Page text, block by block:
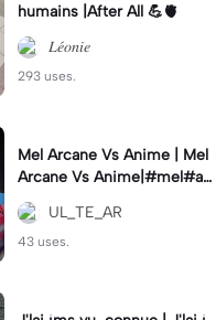
humains |After All 💪🫀
𝐿𝑒́𝑜𝑛𝑖𝑒
293 uses.
Mel Arcane Vs Anime | Mel
Arcane Vs Anime|#mel#ar
cane#fairytail #waifu #cap
cut
UL_TE_AR
43 uses.